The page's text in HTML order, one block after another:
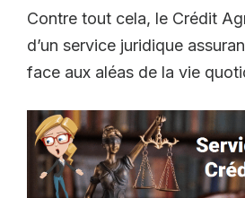
Contre tout cela, le Crédit
d’un service juridique
face aux aléas de la vie